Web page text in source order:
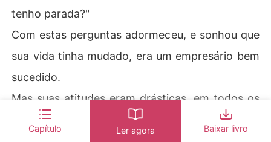
tenho parada?"
Com estas perguntas adormeceu, e sonhou que
sua vida tinha mudado, era um empresário bem
sucedido.
Mas suas atitudes eram drásticas, em todos os
seus negócios o que predominavam era a
Capítulo Ler agora Baixar livro